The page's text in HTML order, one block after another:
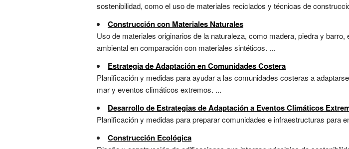
sostenibilidad, como el uso de materiales reciclados y técnicas de
Construcción con Materiales Naturales
Uso de materiales originarios de la naturaleza, como madera, piedra y
ambiental en comparación con materiales sintéticos. ...
Estrategia de Adaptación en Comunidades Costera
Planificación y medidas para ayudar a las comunidades costeras a
mar y eventos climáticos extremos. ...
Desarrollo de Estrategias de Adaptación a Eventos Climáticos
Planificación y medidas para preparar comunidades e infraestructuras
Construcción Ecológica